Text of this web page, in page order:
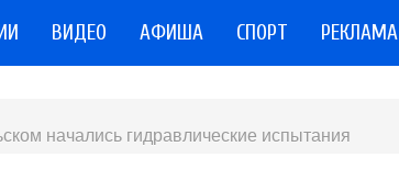
ВИДЕО АФИША СПОРТ РЕКЛАМА
начались гидравлические испытания